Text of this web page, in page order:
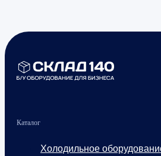
Каталог
Холодильное